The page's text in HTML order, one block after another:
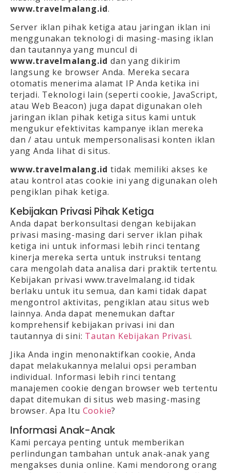
www.travelmalang.id.
Server iklan pihak ketiga atau jaringan iklan ini
menggunakan teknologi di masing-masing iklan
dan tautannya yang muncul di
www.travelmalang.id dan yang dikirim
langsung ke browser Anda. Mereka secara
otomatis menerima alamat IP Anda ketika ini
terjadi. Teknologi lain (seperti cookie, JavaScript,
atau Web Beacon) juga dapat digunakan oleh
jaringan iklan pihak ketiga situs kami untuk
mengukur efektivitas kampanye iklan mereka
dan / atau untuk mempersonalisasi konten iklan
yang Anda lihat di situs.
www.travelmalang.id tidak memiliki akses ke
atau kontrol atas cookie ini yang digunakan oleh
pengiklan pihak ketiga.
Kebijakan Privasi Pihak Ketiga
Anda dapat berkonsultasi dengan kebijakan
privasi masing-masing dari server iklan pihak
ketiga ini untuk informasi lebih rinci tentang
kinerja mereka serta untuk instruksi tentang
cara mengolah data analisa dari praktik tertentu.
Kebijakan privasi www.travelmalang.id tidak
berlaku untuk itu semua, dan kami tidak dapat
mengontrol aktivitas, pengiklan atau situs web
lainnya. Anda dapat menemukan daftar
komprehensif kebijakan privasi ini dan
tautannya di sini: Tautan Kebijakan Privasi.
Jika Anda ingin menonaktifkan cookie, Anda
dapat melakukannya melalui opsi peramban
individual. Informasi lebih rinci tentang
manajemen cookie dengan browser web tertentu
dapat ditemukan di situs web masing-masing
browser. Apa Itu Cookie?
Informasi Anak-Anak
Kami percaya penting untuk memberikan
perlindungan tambahan untuk anak-anak yang
mengakses dunia online. Kami mendorong orang